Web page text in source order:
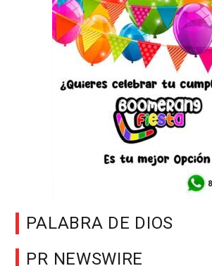
PALABRA DE DIOS
PR NEWSWIRE